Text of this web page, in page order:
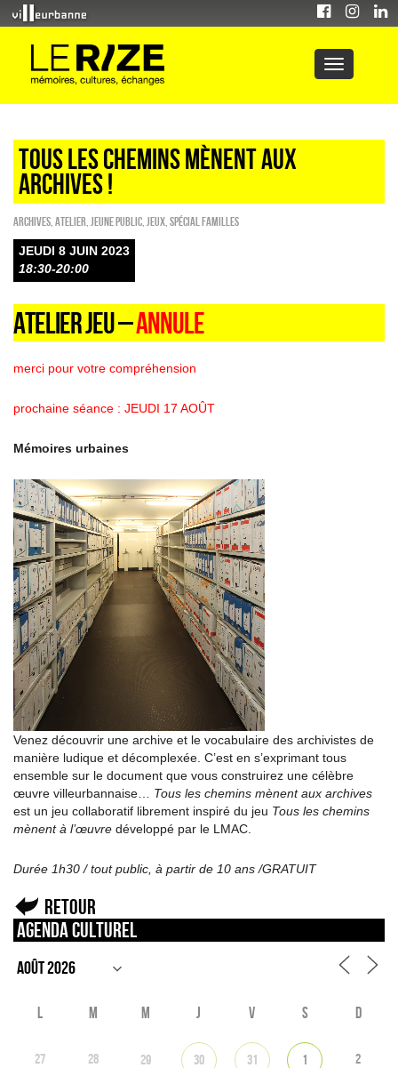
TOUS LES CHEMINS MÈNENT AUX
ARCHIVES !
Archives Atelier Jeune public Jeux Spécial familles
JEUDI 8 JUIN 2023
18:30-20:00
ATELIER JEU –ANNULE
merci pour votre compréhension
prochaine séance : JEUDI 17 AOÛT
Mémoires urbaines
Venez découvrir une archive et le vocabulaire des archivistes de
manière ludique et décomplexée. C’est en s’exprimant tous
ensemble sur le document que vous construirez une célèbre
œuvre villeurbannaise… Tous les chemins mènent aux archives
est un jeu collaboratif librement inspiré du jeu Tous les chemins
mènent à l’œuvre développé par le LMAC.
Durée 1h30 / tout public, à partir de 10 ans /GRATUIT
Retour
Agenda culturel
L M M J V S D
27 28 29 30 31 1 2